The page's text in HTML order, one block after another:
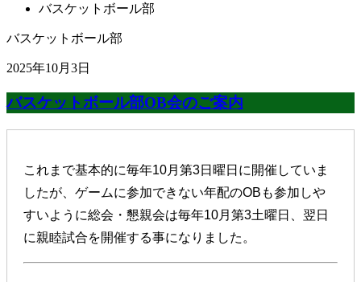
バスケットボール部
バスケットボール部
2025年10月3日
バスケットボール部OB会のご案内
これまで基本的に毎年10月第3日曜日に開催していま
したが、ゲームに参加できない年配のOBも参加しや
すいように総会・懇親会は毎年10月第3土曜日、翌日
に親睦試合を開催する事になりました。